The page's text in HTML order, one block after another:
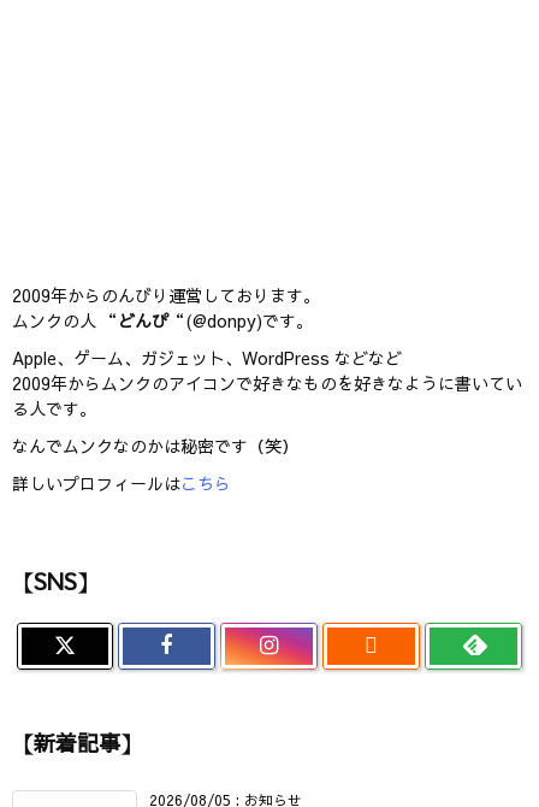
2009年からのんびり運営しております。
ムンクの人 “ どんぴ“(@donpy)です。
Apple、ゲーム、ガジェット、WordPress などなど
2009年からムンクのアイコンで好きなものを好きなように書いてい
る人です。
なんでムンクなのかは秘密です（笑）
詳しいプロフィールはこちら
【SNS】

【新着記事】
2026/08/05 : お知らせ